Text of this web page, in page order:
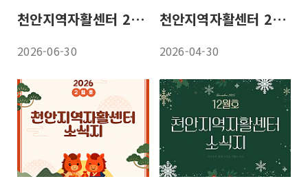
천안지역자활센터 26년 6월 소식지
2026-06-30
천안지역자활센터 26년 4월 소식지
2026-04-30